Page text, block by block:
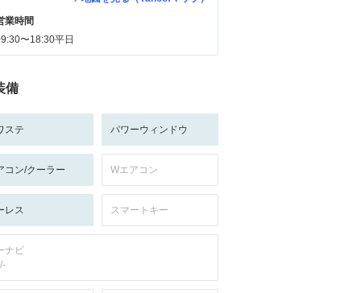
業時間
〜18:30平日
備
ステ パワーウィンドウ
コン/クーラー Wエアコン
レス スマートキー
ナビ